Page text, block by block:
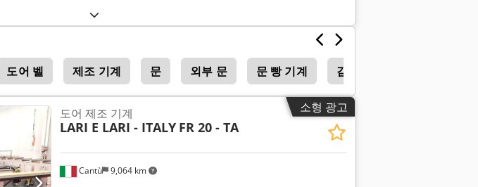
도어 벨 제조 기계 문 외부 문 문 빵 기계 감기가 문
소형 광고
Cantù 9,064 km
도어 제조 기계
LARI E LARI - ITALY FR 20 - TA